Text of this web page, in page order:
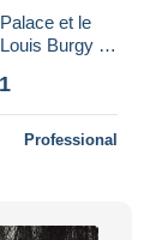
et le
Burgy -
Professional